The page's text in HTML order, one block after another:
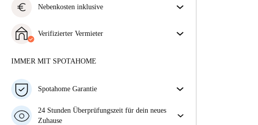
euro Nebenkosten inklusive
– Miete und Betriebskosten in einem für ein
unkompliziertes Mietverhältnis.
Verifizierter Vermieter
Mehr über diesen Vermieter
IMMER MIT SPOTAHOME
Spotahome Garantie
Falls der Vermieter deine Buchung kurzfristig
storniert, werden wir dir entweder A) ein Hotel
24 Stunden Überprüfungszeit für dein neues
Zuhause